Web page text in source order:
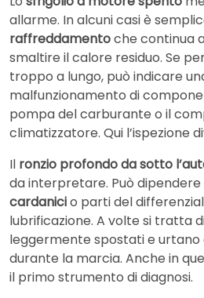
allarme. In alcuni casi è
raffreddamentoche continua
smaltire il calore residuo. Se
troppo a lungo, può indicare
malfunzionamento di
pompa del carburante o il
climatizzatore. Qui l’ispezione
Il ronzio profondo da sotto
da interpretare. Può dipendere
cardanicio parti del
lubrificazione. A volte si tratta
leggermente spostati e
durante la marcia. Anche in
il primo strumento di diagnosi.